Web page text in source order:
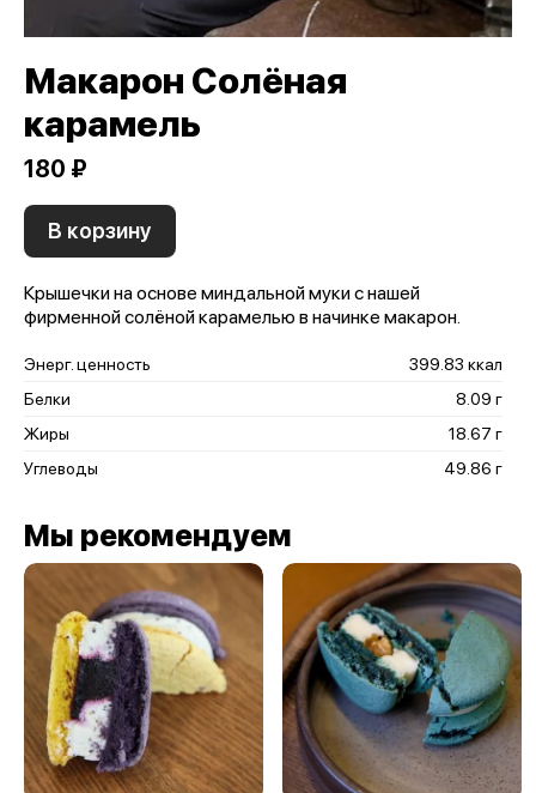
Макарон Солёная
карамель
180 ₽
В корзину
Крышечки на основе миндальной муки с нашей
фирменной солёной карамелью в начинке макарон.
Энерг. ценность
399.83 ккал
Белки
8.09 г
Жиры
18.67 г
Углеводы
49.86 г
Мы рекомендуем